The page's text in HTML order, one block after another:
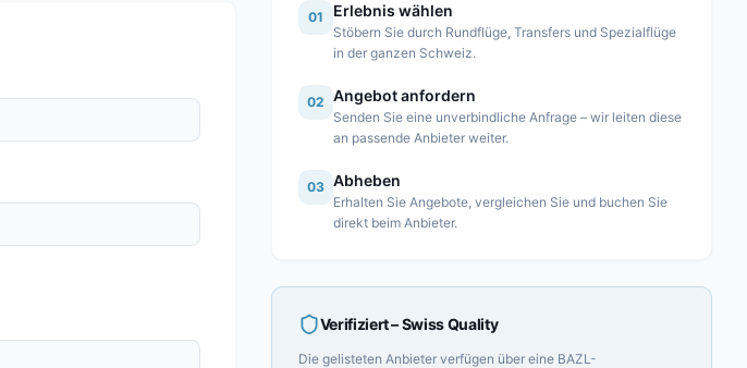
01 Erlebnis wählen
Stöbern Sie durch Rundflüge, Transfers und Spezialflüge
in der ganzen Schweiz.
02 Angebot anfordern
Senden Sie eine unverbindliche Anfrage – wir leiten diese
an passende Anbieter weiter.
03 Abheben
Erhalten Sie Angebote, vergleichen Sie und buchen Sie
direkt beim Anbieter.
Verifiziert– Swiss Quality
Die gelisteten Anbieter verfügen über eine BAZL-